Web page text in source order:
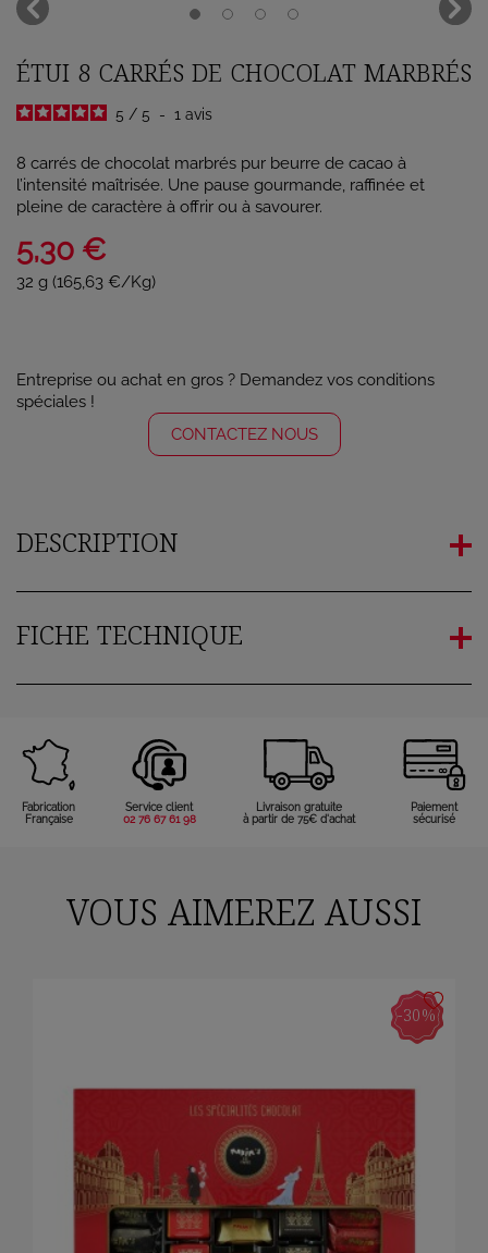
ÉTUI 8 CARRÉS DE CHOCOLAT MARBRÉS
5 / 5 - 1 avis
8 carrés de chocolat marbrés pur beurre de cacao à
l’intensité maîtrisée. Une pause gourmande, raffinée et
pleine de caractère à offrir ou à savourer.
5,30 €
32 g (165,63 €/Kg)
Entreprise ou achat en gros ? Demandez vos conditions
spéciales !
CONTACTEZ NOUS
DESCRIPTION
FICHE TECHNIQUE
Fabrication
Française
Service client
02 76 67 61 98
Livraison gratuite
à partir de 75€ d'achat
Paiement
sécurisé
VOUS AIMEREZ AUSSI
-30%
Connexion
Vous devez être connecté pour enregistrer des produits
dans votre liste de souhaits.